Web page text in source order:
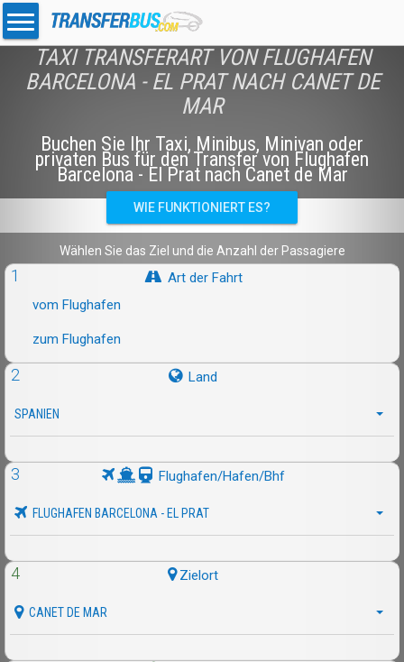
TAXI TRANSFERART VON FLUGHAFEN
BARCELONA - EL PRAT NACH CANET DE
MAR
Buchen Sie Ihr Taxi, Minibus, Minivan oder
privaten Bus für den Transfer von Flughafen
Barcelona - El Prat nach Canet de Mar
WIE FUNKTIONIERT ES?
Wählen Sie das Ziel und die Anzahl der Passagiere
1
Art der Fahrt
vom Flughafen
zum Flughafen
2 Land
SPANIEN
3 Flughafen/Hafen/Bhf
FLUGHAFEN BARCELONA - EL PRAT
4 Zielort
CANET DE MAR